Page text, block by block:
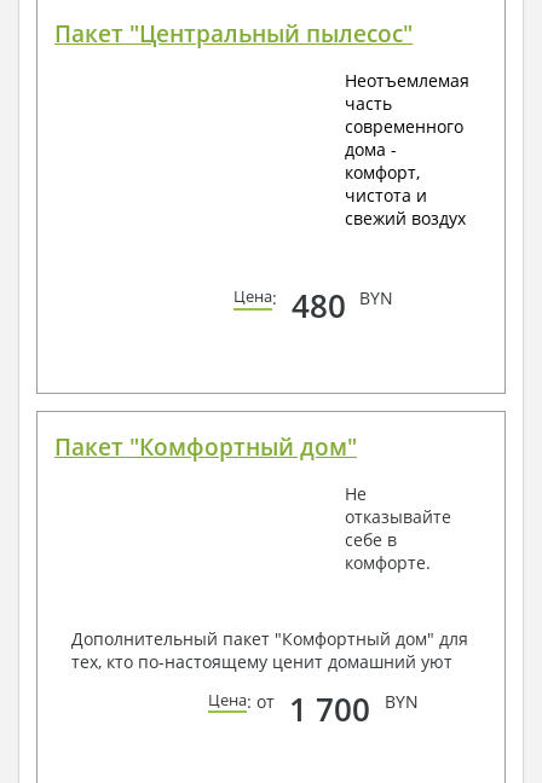
Пакет "Центральный пылесос"
Неотъемлемая
часть
современного
дома -
комфорт,
чистота и
свежий воздух
Цена: 480 BYN
Пакет "Комфортный дом"
Не
отказывайте
себе в
комфорте.
Дополнительный пакет "Комфортный дом" для
тех, кто по-настоящему ценит домашний уют
Цена: от 1 700 BYN